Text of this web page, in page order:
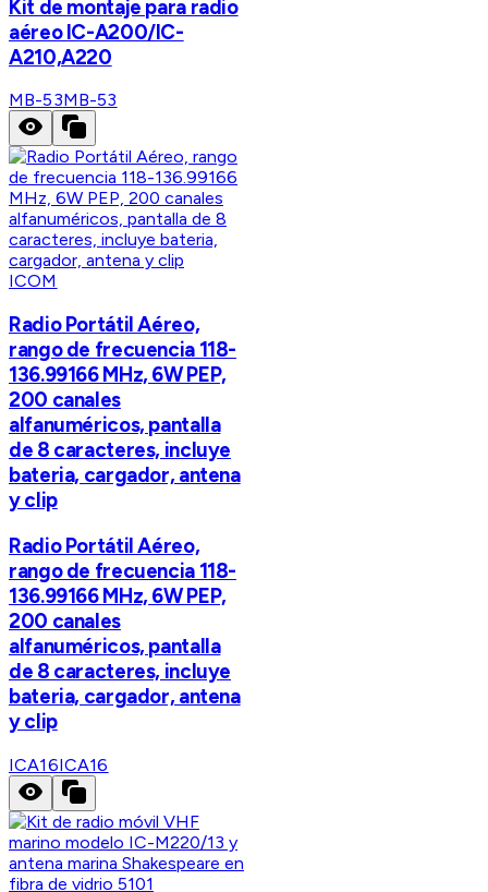
Kit de montaje para radio
aéreo IC-A200/IC-
A210,A220
MB-53MB-53
ICOM
Radio Portátil Aéreo,
rango de frecuencia 118-
136.99166 MHz, 6W PEP,
200 canales
alfanuméricos, pantalla
de 8 caracteres, incluye
bateria, cargador, antena
y clip
Radio Portátil Aéreo,
rango de frecuencia 118-
136.99166 MHz, 6W PEP,
200 canales
alfanuméricos, pantalla
de 8 caracteres, incluye
bateria, cargador, antena
y clip
ICA16ICA16